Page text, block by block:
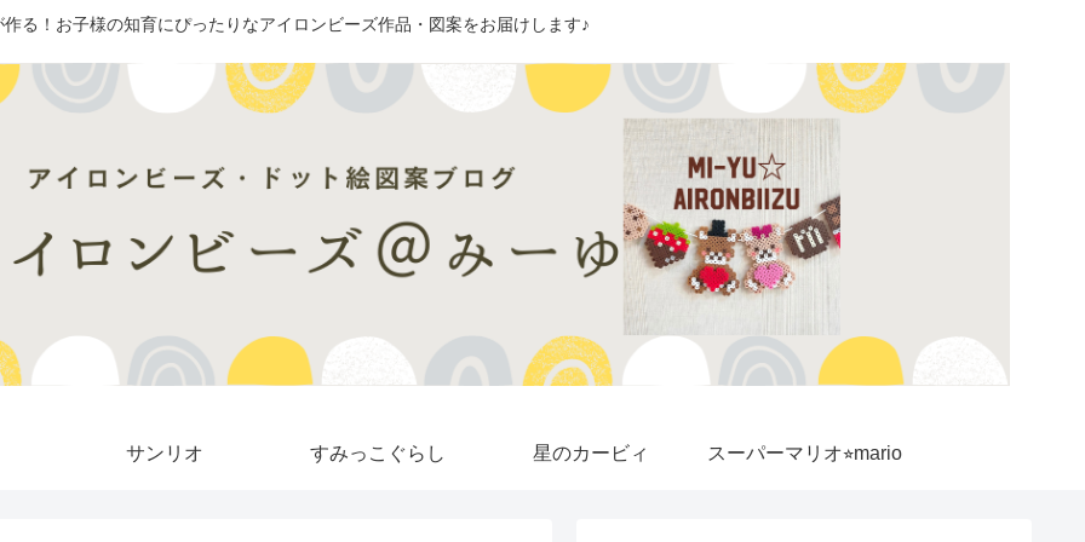
作る！お子様の知育にぴったりなアイロンビーズ作品・図案をお届けします♪
サンリオ すみっこぐらし 星のカービィ スーパーマリオ⭐︎mario